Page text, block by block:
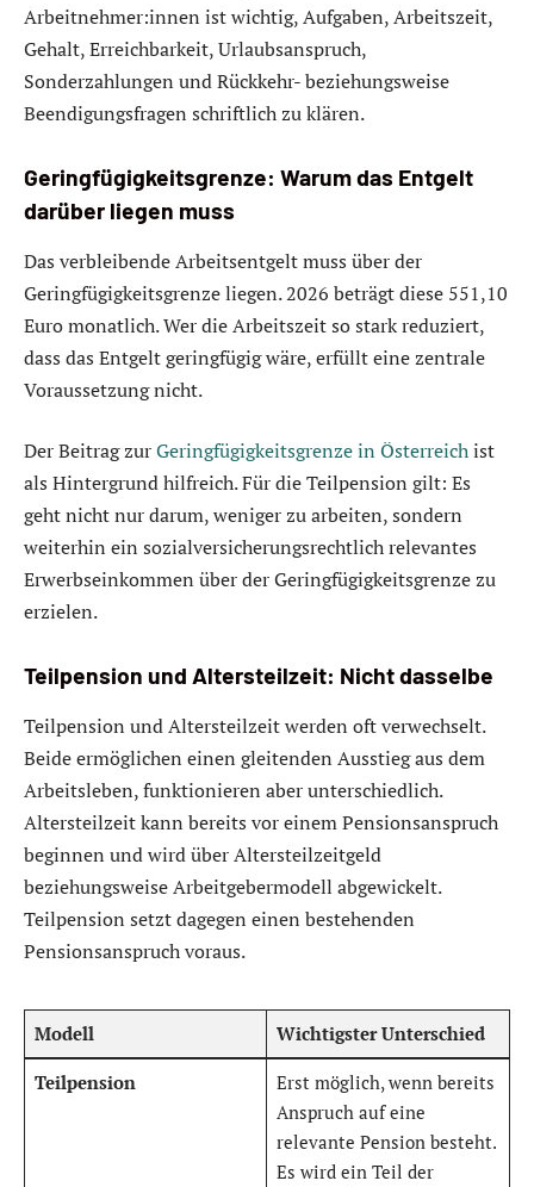
Arbeitnehmer:innen ist wichtig, Aufgaben, Arbeitszeit,
Gehalt, Erreichbarkeit, Urlaubsanspruch,
Sonderzahlungen und Rückkehr- beziehungsweise
Beendigungsfragen schriftlich zu klären.
Geringfügigkeitsgrenze: Warum das Entgelt
darüber liegen muss
Das verbleibende Arbeitsentgelt muss über der
Geringfügigkeitsgrenze liegen. 2026 beträgt diese 551,10
Euro monatlich. Wer die Arbeitszeit so stark reduziert,
dass das Entgelt geringfügig wäre, erfüllt eine zentrale
Voraussetzung nicht.
Der Beitrag zurGeringfügigkeitsgrenze in Österreichist
als Hintergrund hilfreich. Für die Teilpension gilt: Es
geht nicht nur darum, weniger zu arbeiten, sondern
weiterhin ein sozialversicherungsrechtlich relevantes
Erwerbseinkommen über der Geringfügigkeitsgrenze zu
erzielen.
Teilpension und Altersteilzeit: Nicht dasselbe
Teilpension und Altersteilzeit werden oft verwechselt.
Beide ermöglichen einen gleitenden Ausstieg aus dem
Arbeitsleben, funktionieren aber unterschiedlich.
Altersteilzeit kann bereits vor einem Pensionsanspruch
beginnen und wird über Altersteilzeitgeld
beziehungsweise Arbeitgebermodell abgewickelt.
Teilpension setzt dagegen einen bestehenden
Pensionsanspruch voraus.
Modell Wichtigster Unterschied
Teilpension
Erst möglich, wenn bereits
Anspruch auf eine
relevante Pension besteht.
Es wird ein Teil der